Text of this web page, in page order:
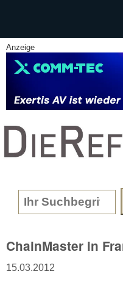
Anzeige
Search form
ChainMaster in
15.03.2012